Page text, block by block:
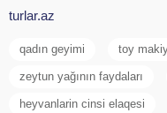
turlar.az
qadın geyimi toy
zeytun yağının faydaları
heyvanlarin cinsi elaqesi